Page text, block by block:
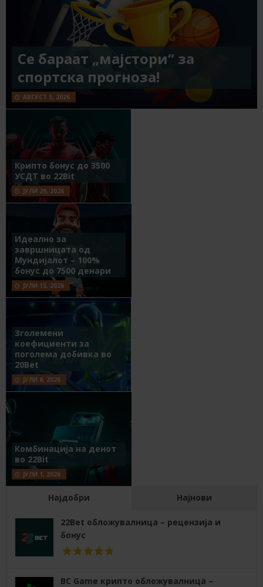
Се бараат „мајстори“ за
спортска прогноза!
АВГУСТ 5, 2026
Крипто бонус до 3500
УСДТ во 22Bit
ЈУЛИ 29, 2026
Идеално за
завршницата од
Мундијалот – 100%
бонус до 7500 денари
ЈУЛИ 15, 2026
Зголемени
коефициенти за
поголема добивка во
20Bet
ЈУЛИ 8, 2026
Комбинација на денот
во 22Bit
ЈУЛИ 1, 2026
Најдобри Најнови
22Bet обложувалница – рецензија и
бонус
BC Game крипто обложувалница –